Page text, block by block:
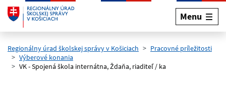
Preskočiť na hlavný obsah
Menu
Regionálny úrad školskej správy v Košiciach
Pracovné príležitosti
Výberové konania
VK - Spojená škola internátna, Ždaňa, riaditeľ / ka